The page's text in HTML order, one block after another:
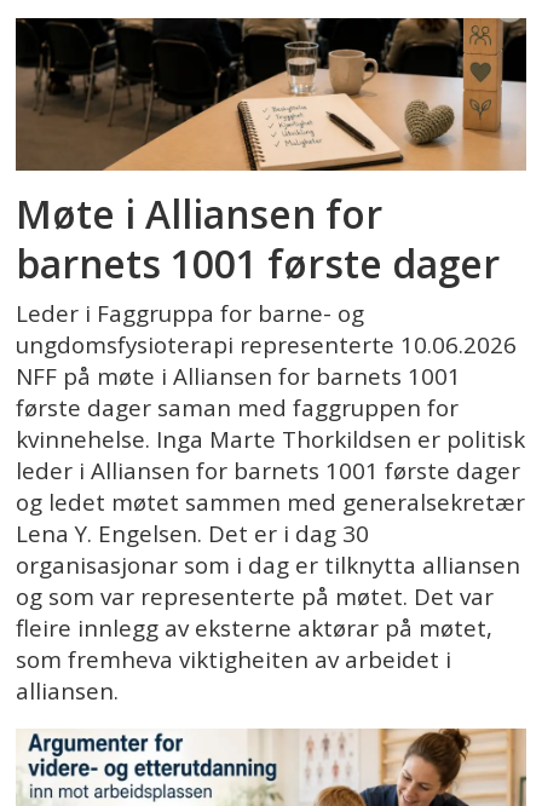
Møte i Alliansen for
barnets 1001 første dager
Leder i Faggruppa for barne- og
ungdomsfysioterapi representerte 10.06.2026
NFF på møte i Alliansen for barnets 1001
første dager saman med faggruppen for
kvinnehelse. Inga Marte Thorkildsen er politisk
leder i Alliansen for barnets 1001 første dager
og ledet møtet sammen med generalsekretær
Lena Y. Engelsen. Det er i dag 30
organisasjonar som i dag er tilknytta alliansen
og som var representerte på møtet. Det var
fleire innlegg av eksterne aktørar på møtet,
som fremheva viktigheiten av arbeidet i
alliansen.